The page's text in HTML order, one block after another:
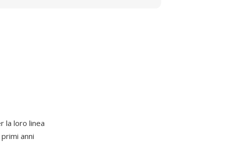
la loro linea
anni